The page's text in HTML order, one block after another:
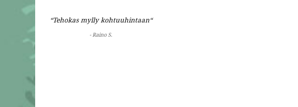
“Tehokas mylly kohtuuhintaan“
- Raino S.